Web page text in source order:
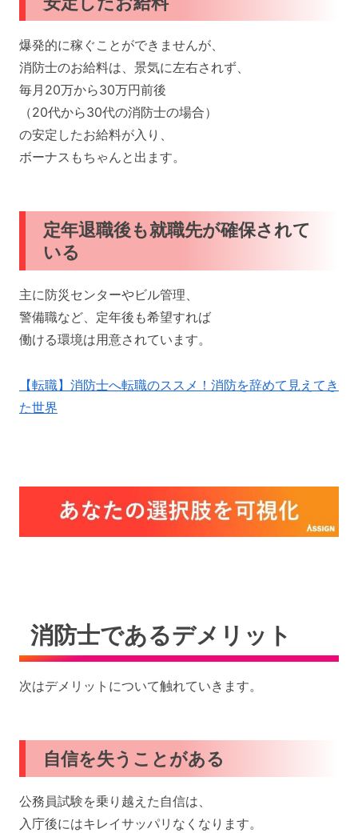
爆発的に稼ぐことができませんが、
消防士のお給料は、景気に左右されず、
毎月20万から30万円前後
（20代から30代の消防士の場合）
の安定したお給料が入り、
ボーナスもちゃんと出ます。
定年退職後も就職先が確保されて
いる
主に防災センターやビル管理、
警備職など、定年後も希望すれば
働ける環境は用意されています。
【転職】消防士へ転職のススメ！消防を辞めて見えてき
た世界
消防士であるデメリット
次はデメリットについて触れていきます。
自信を失うことがある
公務員試験を乗り越えた自信は、
入庁後にはキレイサッパリなくなります。